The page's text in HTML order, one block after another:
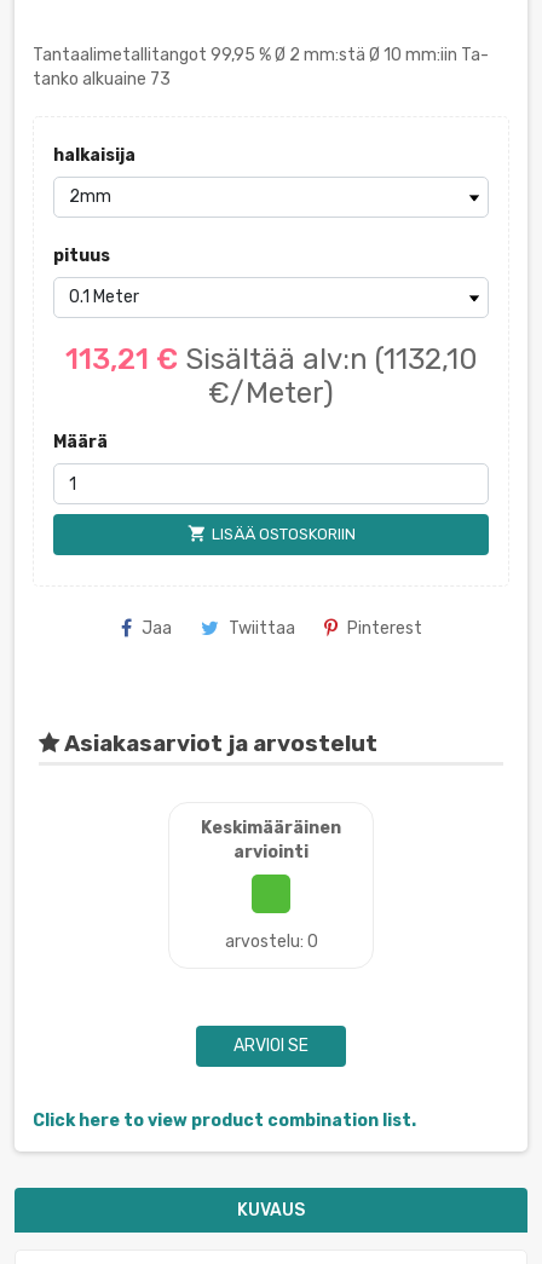
Tantaalimetallitangot 99,95 % Ø 2 mm:stä Ø 10 mm:iin Ta-
tanko alkuaine 73
halkaisija
pituus
113,21 € Sisältää alv:n (1132,10
€/Meter)
Määrä
shopping_cart LISÄÄ OSTOSKORIIN
Jaa Twiittaa Pinterest
Asiakasarviot ja arvostelut
Keskimääräinen
arviointi
arvostelu: 0
ARVIOI SE
Click here to view product combination list.
KUVAUS